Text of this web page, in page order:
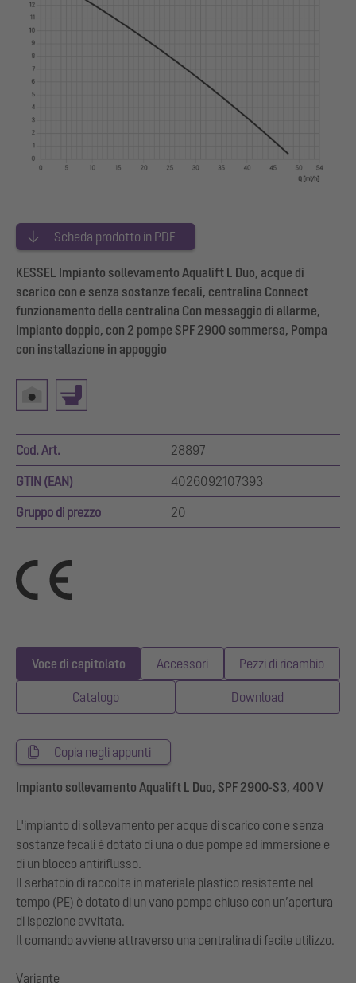
Scheda prodotto in PDF
KESSEL Impianto sollevamento Aqualift L Duo, acque di
scarico con e senza sostanze fecali, centralina Connect
funzionamento della centralina Con messaggio di allarme,
Impianto doppio, con 2 pompe SPF 2900 sommersa, Pompa
con installazione in appoggio
Cod. Art. 28897
GTIN (EAN) 4026092107393
Gruppo di prezzo 20
Voce di capitolato Accessori Pezzi di ricambio
Catalogo Download
Copia negli appunti
Impianto sollevamento Aqualift L Duo, SPF 2900-S3, 400 V
L'impianto di sollevamento per acque di scarico con e senza
sostanze fecali è dotato di una o due pompe ad immersione e
di un blocco antiriflusso.
Il serbatoio di raccolta in materiale plastico resistente nel
tempo (PE) è dotato di un vano pompa chiuso con un’apertura
di ispezione avvitata.
Il comando avviene attraverso una centralina di facile utilizzo.
Variante